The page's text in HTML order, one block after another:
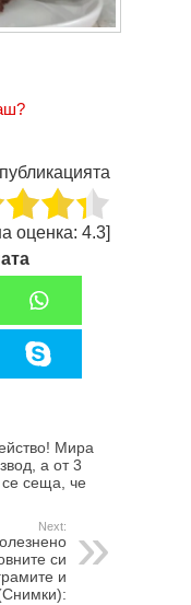
оценка: 4.3]
Мира
а от 3
сеща, че
Next:
си
и